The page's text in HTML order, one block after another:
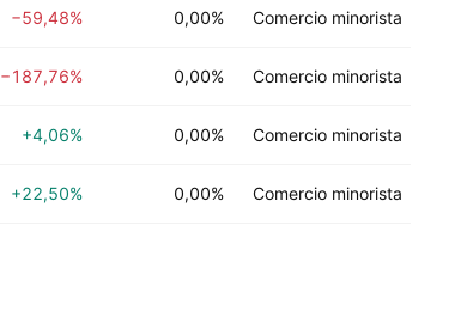
−59,48% 0,00% Comercio minorista
−187,76% 0,00% Comercio minorista
+4,06% 0,00% Comercio minorista
+22,50% 0,00% Comercio minorista